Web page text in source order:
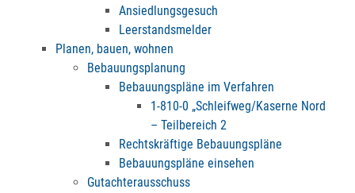
Ansiedlungsgesuch
Leerstandsmelder
Planen, bauen, wohnen
Bebauungsplanung
Bebauungspläne im Verfahren
1-810-0 „Schleifweg/Kaserne Nord
– Teilbereich 2
Rechtskräftige Bebauungspläne
Bebauungspläne einsehen
Gutachterausschuss